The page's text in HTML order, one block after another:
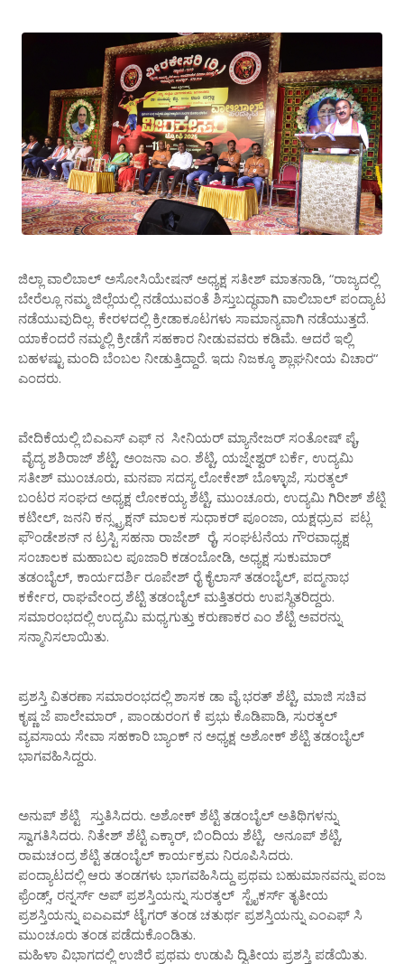
ಜಿಲ್ಲಾ ವಾಲಿಬಾಲ್ ಅಸೋಸಿಯೇಷನ್ ಅಧ್ಯಕ್ಷ ಸತೀಶ್ ಮಾತನಾಡಿ, “ರಾಜ್ಯದಲ್ಲಿ
ಬೇರೆಲ್ಲೂ ನಮ್ಮ ಜಿಲ್ಲೆಯಲ್ಲಿ ನಡೆಯುವಂತೆ ಶಿಸ್ತುಬದ್ಧವಾಗಿ ವಾಲಿಬಾಲ್ ಪಂದ್ಯಾಟ
ನಡೆಯುವುದಿಲ್ಲ. ಕೇರಳದಲ್ಲಿ ಕ್ರೀಡಾಕೂಟಗಳು ಸಾಮಾನ್ಯವಾಗಿ ನಡೆಯುತ್ತದೆ.
ಯಾಕೆಂದರೆ ನಮ್ಮಲ್ಲಿ ಕ್ರೀಡೆಗೆ ಸಹಕಾರ ನೀಡುವವರು ಕಡಿಮೆ. ಆದರೆ ಇಲ್ಲಿ
ಬಹಳಷ್ಟು ಮಂದಿ ಬೆಂಬಲ ನೀಡುತ್ತಿದ್ದಾರೆ. ಇದು ನಿಜಕ್ಕೂ ಶ್ಲಾಘನೀಯ ವಿಚಾರ“
ಎಂದರು.
ವೇದಿಕೆಯಲ್ಲಿ ಬಿಎಎಸ್ ಎಫ್ ನ ಸೀನಿಯರ್ ಮ್ಯಾನೇಜರ್ ಸಂತೋಷ್ ಪೈ,
ವೈದ್ಯ ಶಶಿರಾಜ್ ಶೆಟ್ಟಿ, ಅಂಜನಾ ಎಂ. ಶೆಟ್ಟಿ, ಯಜ್ನೇಶ್ವರ್ ಬರ್ಕೆ, ಉದ್ಯಮಿ
ಸತೀಶ್ ಮುಂಚೂರು, ಮನಪಾ ಸದಸ್ಯ ಲೋಕೇಶ್ ಬೊಳ್ಳಾಜೆ, ಸುರತ್ಕಲ್
ಬಂಟರ ಸಂಘದ ಅಧ್ಯಕ್ಷ ಲೋಕಯ್ಯ ಶೆಟ್ಟಿ, ಮುಂಚೂರು, ಉದ್ಯಮಿ ಗಿರೀಶ್ ಶೆಟ್ಟಿ
ಕಟೀಲ್, ಜನನಿ ಕನ್ಸ್ಟ್ರಕ್ಷನ್ ಮಾಲಕ ಸುಧಾಕರ್ ಪೂಂಜಾ, ಯಕ್ಷಧ್ರುವ ಪಟ್ಲ
ಫೌಂಡೇಶನ್ ನ ಟ್ರಸ್ಟಿ ಸಹನಾ ರಾಜೇಶ್ ರೈ, ಸಂಘಟನೆಯ ಗೌರವಾಧ್ಯಕ್ಷ
ಸಂಚಾಲಕ ಮಹಾಬಲ ಪೂಜಾರಿ ಕಡಂಬೋಡಿ, ಅಧ್ಯಕ್ಷ ಸುಕುಮಾರ್
ತಡಂಬೈಲ್, ಕಾರ್ಯದರ್ಶಿ ರೂಪೇಶ್ ರೈ ಕೈಲಾಸ್ ತಡಂಬೈಲ್, ಪದ್ಮನಾಭ
ಕರ್ಕೇರ, ರಾಘವೇಂದ್ರ ಶೆಟ್ಟಿ ತಡಂಬೈಲ್ ಮತ್ತಿತರರು ಉಪಸ್ಥಿತರಿದ್ದರು.
ಸಮಾರಂಭದಲ್ಲಿ ಉದ್ಯಮಿ ಮಧ್ಯಗುತ್ತು ಕರುಣಾಕರ ಎಂ ಶೆಟ್ಟಿ ಅವರನ್ನು
ಸನ್ಮಾನಿಸಲಾಯಿತು.
ಪ್ರಶಸ್ತಿ ವಿತರಣಾ ಸಮಾರಂಭದಲ್ಲಿ ಶಾಸಕ ಡಾ ವೈ ಭರತ್ ಶೆಟ್ಟಿ, ಮಾಜಿ ಸಚಿವ
ಕೃಷ್ಣ ಜೆ ಪಾಲೇಮಾರ್ , ಪಾಂಡುರಂಗ ಕೆ ಪ್ರಭು ಕೊಡಿಪಾಡಿ, ಸುರತ್ಕಲ್
ವ್ಯವಸಾಯ ಸೇವಾ ಸಹಕಾರಿ ಬ್ಯಾಂಕ್ ನ ಅಧ್ಯಕ್ಷ ಅಶೋಕ್ ಶೆಟ್ಟಿ ತಡಂಬೈಲ್
ಭಾಗವಹಿಸಿದ್ದರು.
ಅನುಪ್ ಶೆಟ್ಟಿ ಸ್ತುತಿಸಿದರು. ಅಶೋಕ್ ಶೆಟ್ಟಿ ತಡಂಬೈಲ್ ಅತಿಥಿಗಳನ್ನು
ಸ್ವಾಗತಿಸಿದರು. ನಿತೇಶ್ ಶೆಟ್ಟಿ ಎಕ್ಕಾರ್, ಬಿಂದಿಯ ಶೆಟ್ಟಿ, ಅನೂಪ್ ಶೆಟ್ಟಿ,
ರಾಮಚಂದ್ರ ಶೆಟ್ಟಿ ತಡಂಬೈಲ್ ಕಾರ್ಯಕ್ರಮ ನಿರೂಪಿಸಿದರು.
ಪಂದ್ಯಾಟದಲ್ಲಿ ಆರು ತಂಡಗಳು ಭಾಗವಹಿಸಿದ್ದು ಪ್ರಥಮ‌ ಬಹುಮಾನವನ್ನು ಪಂಜ
ಫ್ರೆಂಡ್ಸ್, ರನ್ನರ್ಸ್ ಅಪ್ ಪ್ರಶಸ್ತಿಯನ್ನು ಸುರತ್ಕಲ್ ಸ್ಟೈಕರ್ಸ್ ತೃತೀಯ
ಪ್ರಶಸ್ತಿಯನ್ನು ಐಎಎಮ್ ಟೈಗರ್ ತಂಡ ಚತುರ್ಥ ಪ್ರಶಸ್ತಿಯನ್ನು ಎಂಎಫ್ ಸಿ
ಮುಂಚೂರು ತಂಡ ಪಡೆದುಕೊಂಡಿತು.
ಮಹಿಳಾ ವಿಭಾಗದಲ್ಲಿ ಉಜಿರೆ ಪ್ರಥಮ ಉಡುಪಿ ದ್ವಿತೀಯ ಪ್ರಶಸ್ತಿ ಪಡೆಯಿತು.